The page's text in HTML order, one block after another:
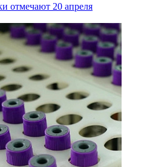
отмечают 20 апреля